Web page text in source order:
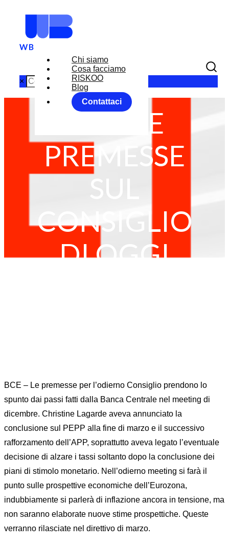
Chi siamo
Cosa facciamo
RISKOO
Blog
Contattaci
×
BCE: LE
PREMESSE
CONSIGLIO
DI OGGI
BCE – Le premesse per l’odierno Consiglio prendono lo
spunto dai passi fatti dalla Banca Centrale nel meeting di
dicembre. Christine Lagarde aveva annunciato la
conclusione sul PEPP alla fine di marzo e il successivo
rafforzamento dell’APP, soprattutto aveva legato l’eventuale
decisione di alzare i tassi soltanto dopo la conclusione dei
piani di stimolo monetario. Nell’odierno meeting si farà il
punto sulle prospettive economiche dell’Eurozona,
indubbiamente si parlerà di inflazione ancora in tensione, ma
non saranno elaborate nuove stime prospettiche. Queste
verranno rilasciate nel direttivo di marzo.